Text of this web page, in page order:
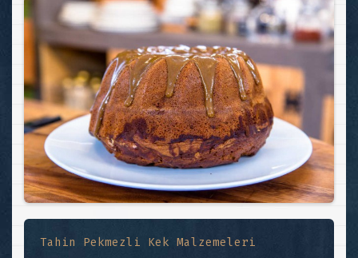
Tahin Pekmezli Kek Malzemeleri